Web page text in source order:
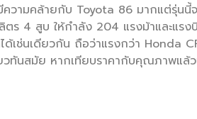
วามคล้ายกับ Toyota 86 มากแต่รุ่นนี้
ตร 4 สูบ ให้กำลัง 204 แรงม้าและแ
เช่นเดียวกัน ถือว่าแรงกว่า Honda
วทันสมัย หากเทียบราคากับคุณภาพแล้